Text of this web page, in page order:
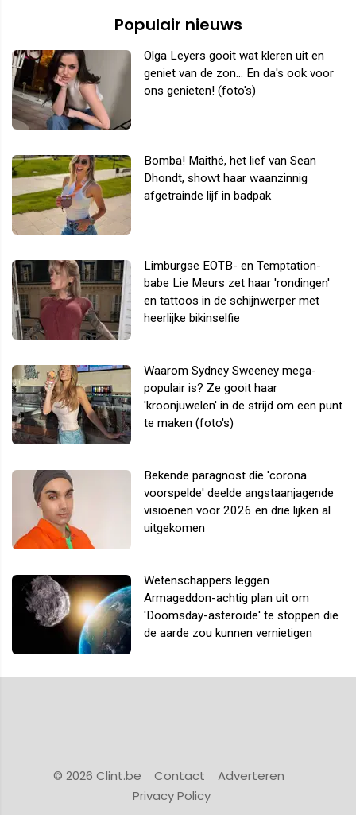
Populair nieuws
Olga Leyers gooit wat kleren uit en
geniet van de zon... En da's ook voor
ons genieten! (foto's)
Bomba! Maithé, het lief van Sean
Dhondt, showt haar waanzinnig
afgetrainde lijf in badpak
Limburgse EOTB- en Temptation-
babe Lie Meurs zet haar 'rondingen'
en tattoos in de schijnwerper met
heerlijke bikinselfie
Waarom Sydney Sweeney mega-
populair is? Ze gooit haar
'kroonjuwelen' in de strijd om een punt
te maken (foto's)
Bekende paragnost die 'corona
voorspelde' deelde angstaanjagende
visioenen voor 2026 en drie lijken al
uitgekomen
Wetenschappers leggen
Armageddon-achtig plan uit om
'Doomsday-asteroïde' te stoppen die
de aarde zou kunnen vernietigen
© 2026 Clint.be Contact
Adverteren
Privacy Policy